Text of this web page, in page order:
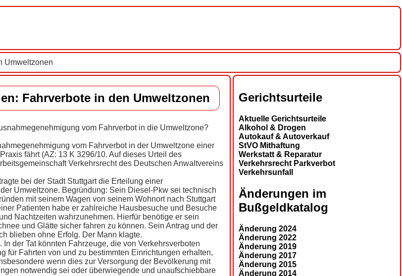
Umweltzonen
Fahrverbote in den Umweltzonen
vom Fahrverbot in die Umweltzone?
vom Fahrverbot in der Umweltzone einer
fährt (AZ: 13 K 3296/10. Auf dieses Urteil des
Verkehrsrecht des Deutschen Anwaltvereins
bei der Stadt Stuttgart die Erteilung einer
Umweltzone. Begründung: Sein Diesel-Pkw sei technisch
mit seinem Wagen von seinem Wohnort nach Stuttgart
Patienten habe er zahlreiche Hausbesuche und Besuche
Nachtzeiten wahrzunehmen. Hierfür benötige er sein
und Glätte sicher fahren zu können. Sein Antrag und der
blieben ohne Erfolg. Der Mann klagte.
der Tat könnten Fahrzeuge, die von Verkehrsverboten
für Fahrten von und zu bestimmten Einrichtungen erhalten,
wenn dies zur Versorgung der Bevölkerung mit
notwendig sei oder überwiegende und unaufschiebbare
Gerichtsurteile
Aktuelle Gerichtsurteile
Alkohol & Drogen
Autokauf & Autoverkauf
StVO Mithaftung
Werkstatt & Reparatur
Verkehrsrecht Parkverbot
Verkehrsunfall
Änderungen im
Bußgeldkatalog
Änderung 2024
Änderung 2022
Änderung 2019
Änderung 2017
Änderung 2015
Änderung 2014